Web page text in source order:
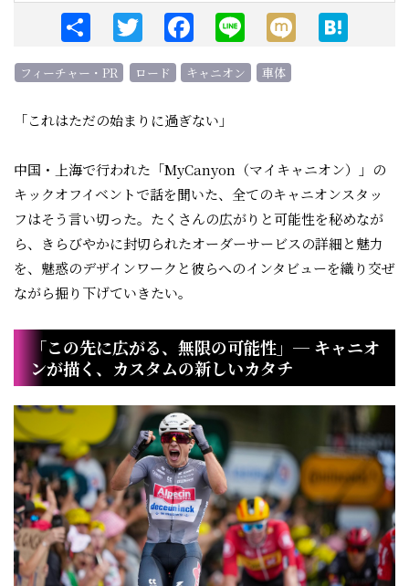
S
h
a
re
T
w
it
te
r
F
a
c
e
b
o
o
k
Li
n
e
M
ix
フィーチャー・PR ロード キャニオン 車体
「これはただの始まりに過ぎない」
中国・上海で行われた「MyCanyon（マイキャニオン）」の
キックオフイベントで話を聞いた、全てのキャニオンスタッ
フはそう言い切った。たくさんの広がりと可能性を秘めなが
ら、きらびやかに封切られたオーダーサービスの詳細と魅力
を、魅惑のデザインワークと彼らへのインタビューを織り交ぜ
ながら掘り下げていきたい。
「この先に広がる、無限の可能性」─ キャニオ
ンが描く、カスタムの新しいカタチ